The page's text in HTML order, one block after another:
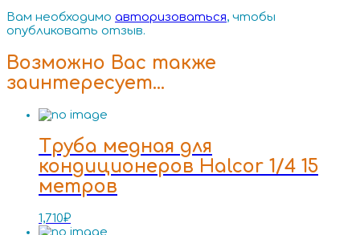
Вам необходимо авторизоваться, чтобы
опубликовать отзыв.
Возможно Вас также
заинтересует…
Труба медная для
кондиционеров Halcor 1/4 15
метров
1,710₽